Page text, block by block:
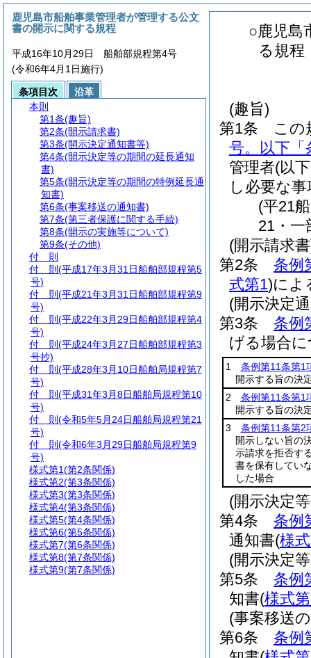
○鹿児島
る規程
(趣旨)
第1条
この
号。以下「
管理者(以
し必要な
(平21
21・一
(開示請求
第2条
条例
式第1)によ
(開示決定
第3条
条例
げる場合
1 条例第11条第1
開示する旨の決
2 条例第11条第1
開示する旨の決
3 条例第11条第2
開示しない旨の
示請求を拒否す
書を保有してい
した場合
(開示決定
第4条
条例
通知書(様
(開示決定
第5条
条例
知書(様式
(事案移送
第6条
条例
鹿児島市船舶事業管理者が管理する公文
書の開示に関する規程
平成16年10月29日 船舶部規程第4号
(令和6年4月1日施行)
条項目次
沿革
本則
第1条(趣旨)
第2条(開示請求書)
第3条(開示決定通知書等)
第4条(開示決定等の期間の延長通知
書)
第5条(開示決定等の期間の特例延長通
知書)
第6条(事案移送の通知書)
第7条(第三者保護に関する手続)
第8条(開示の実施等について)
第9条(その他)
付 則
付 則 (平成17年3月31日船舶部規程第5
号)
付 則 (平成21年3月31日船舶部規程第9
号)
付 則 (平成22年3月29日船舶部規程第4
号)
付 則 (平成24年3月27日船舶部規程第3
号抄)
付 則 (平成28年3月10日船舶局規程第7
号)
付 則 (平成31年3月8日船舶局規程第10
号)
付 則 (令和5年5月24日船舶局規程第21
号)
付 則 (令和6年3月29日船舶局規程第9
号)
様式第1(第2条関係)
様式第2(第3条関係)
様式第3(第3条関係)
様式第4(第3条関係)
様式第5(第4条関係)
様式第6(第5条関係)
様式第7(第6条関係)
様式第8(第7条関係)
様式第9(第7条関係)